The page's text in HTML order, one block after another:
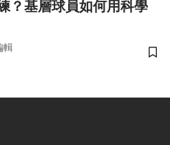
？基層球員如何用科學
輯
儲